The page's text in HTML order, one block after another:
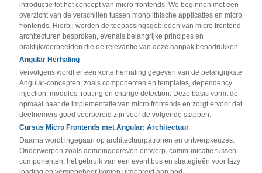
introductie tot het concept van micro frontends. We beginnen met een
overzicht van de verschillen tussen monolithische applicaties en micro
frontends. Hierbij worden de toepassingsgebieden van micro frontend
architecturen besproken, evenals belangrijke principes en
praktijkvoorbeelden die de relevantie van deze aanpak benadrukken.
Angular Herhaling
Vervolgens wordt er een korte herhaling gegeven van de belangrijkste
Angular-concepten, zoals componenten en templates, dependency
injection, modules, routing en change detection. Deze basis vormt de
opmaat naar de implementatie van micro frontends en zorgt ervoor dat
deelnemers goed voorbereid zijn voor de volgende stappen.
Cursus Micro Frontends met Angular: Architectuur
Daarna wordt ingegaan op architectuurpatronen en ontwerpkeuzes.
Onderwerpen zoals domeingedreven ontwerp, communicatie tussen
componenten, het gebruik van een event bus en strategieën voor lazy